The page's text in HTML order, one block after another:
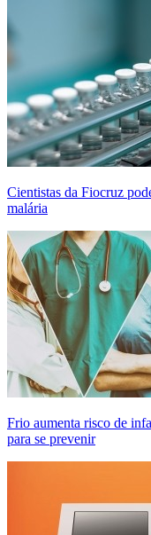
Cientistas da Fiocruz
malária
Frio aumenta risco de
para se prevenir